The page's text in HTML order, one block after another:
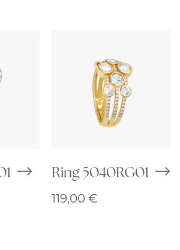
Ring 5040RG01
119,00 €